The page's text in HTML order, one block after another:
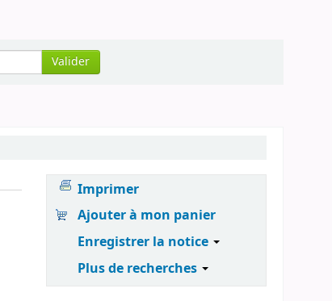
Valider
Imprimer
Ajouter à mon panier
Enregistrer la notice
Plus de recherches